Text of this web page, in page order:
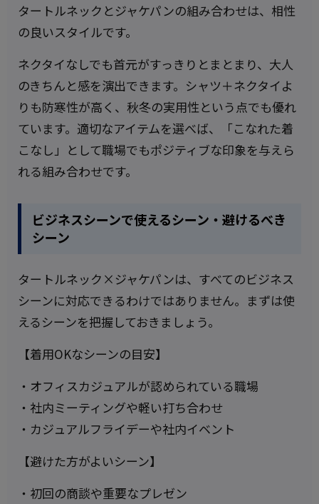
タートルネックとジャケパンの組み合わせは、相性
の良いスタイルです。
ネクタイなしでも首元がすっきりとまとまり、大人
のきちんと感を演出できます。シャツ＋ネクタイよ
りも防寒性が高く、秋冬の実用性という点でも優れ
ています。適切なアイテムを選べば、「こなれた着
こなし」として職場でもポジティブな印象を与えら
れる組み合わせです。
ビジネスシーンで使えるシーン・避けるべき
シーン
タートルネック×ジャケパンは、すべてのビジネス
シーンに対応できるわけではありません。まずは使
えるシーンを把握しておきましょう。
【着用OKなシーンの目安】
・オフィスカジュアルが認められている職場
・社内ミーティングや軽い打ち合わせ
・カジュアルフライデーや社内イベント
【避けた方がよいシーン】
・初回の商談や重要なプレゼン